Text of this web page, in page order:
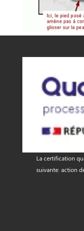
La certification
suivante: action